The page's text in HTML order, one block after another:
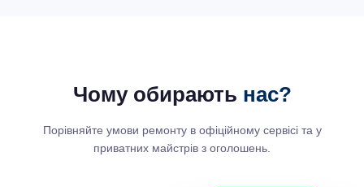
Чому обирають нас?
Порівняйте умови ремонту в офіційному сервісі та у
приватних майстрів з оголошень.